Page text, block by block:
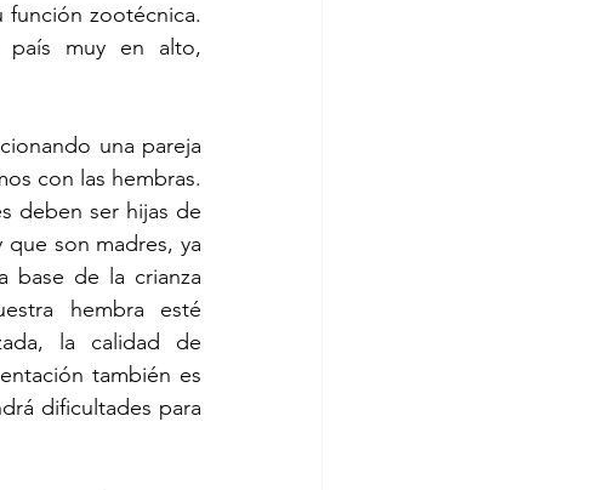
función zootécnica.
país muy en alto,
una pareja
con las hembras.
deben ser hijas de
son madres, ya
base de la crianza
hembra esté
la calidad de
también es
dificultades para